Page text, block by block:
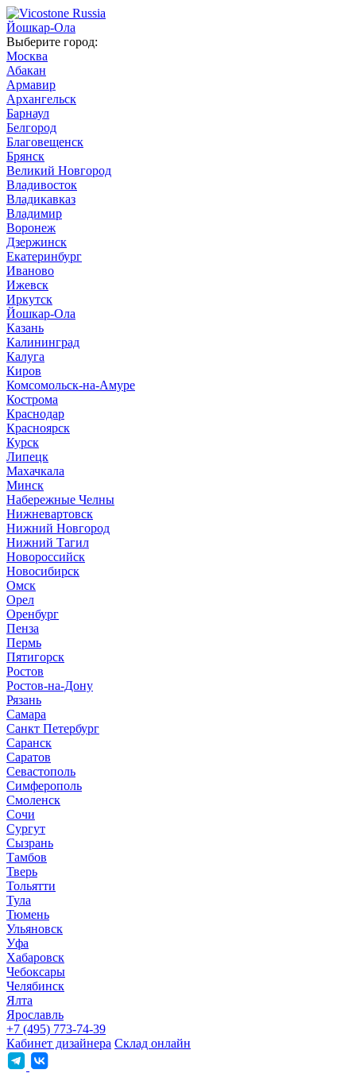
Йошкар-Ола
Выберите город:
Москва
Абакан
Армавир
Архангельск
Барнаул
Белгород
Благовещенск
Брянск
Великий Новгород
Владивосток
Владикавказ
Владимир
Воронеж
Дзержинск
Екатеринбург
Иваново
Ижевск
Иркутск
Йошкар-Ола
Казань
Калининград
Калуга
Киров
Комсомольск-на-Амуре
Кострома
Краснодар
Красноярск
Курск
Липецк
Махачкала
Минск
Набережные Челны
Нижневартовск
Нижний Новгород
Нижний Тагил
Новороссийск
Новосибирск
Омск
Орел
Оренбург
Пенза
Пермь
Пятигорск
Ростов
Ростов-на-Дону
Рязань
Самара
Санкт Петербург
Саранск
Саратов
Севастополь
Симферополь
Смоленск
Сочи
Сургут
Сызрань
Тамбов
Тверь
Тольятти
Тула
Тюмень
Ульяновск
Уфа
Хабаровск
Чебоксары
Челябинск
Ялта
Ярославль
+7 (495) 773-74-39
Кабинет дизайнера Склад онлайн